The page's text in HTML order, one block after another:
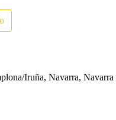
Iruña, Navarra, Navarra